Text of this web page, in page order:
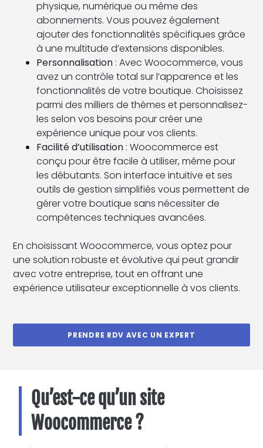
physique, numérique ou même des
abonnements. Vous pouvez également
ajouter des fonctionnalités spécifiques grâce
à une multitude d’extensions disponibles.
Personnalisation : Avec Woocommerce, vous
avez un contrôle total sur l’apparence et les
fonctionnalités de votre boutique. Choisissez
parmi des milliers de thèmes et personnalisez-
les selon vos besoins pour créer une
expérience unique pour vos clients.
Facilité d’utilisation : Woocommerce est
conçu pour être facile à utiliser, même pour
les débutants. Son interface intuitive et ses
outils de gestion simplifiés vous permettent de
gérer votre boutique sans nécessiter de
compétences techniques avancées.
En choisissant Woocommerce, vous optez pour
une solution robuste et évolutive qui peut grandir
avec votre entreprise, tout en offrant une
expérience utilisateur exceptionnelle à vos clients.
PRENDRE RDV AVEC UN EXPERT
Qu’est-ce qu’un site
Woocommerce ?